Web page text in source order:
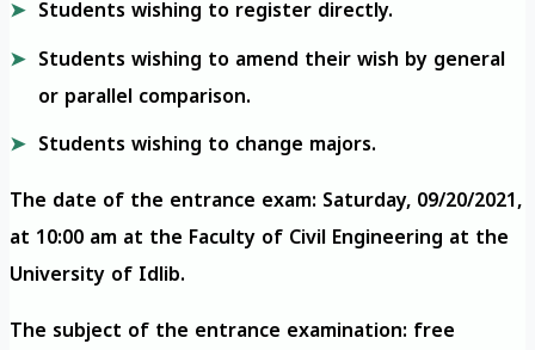
Students wishing to register directly.
Students wishing to amend their wish by general
or parallel comparison.
Students wishing to change majors.
The date of the entrance exam: Saturday, 09/20/2021,
at 10:00 am at the Faculty of Civil Engineering at the
University of Idlib.
The subject of the entrance examination: free